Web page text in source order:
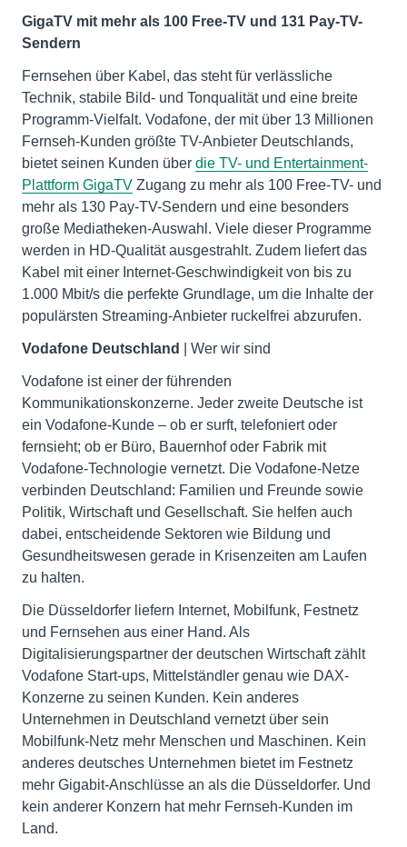
GigaTV mit mehr als 100 Free-TV und 131 Pay-TV-
Sendern
Fernsehen über Kabel, das steht für verlässliche
Technik, stabile Bild- und Tonqualität und eine breite
Programm-Vielfalt. Vodafone, der mit über 13 Millionen
Fernseh-Kunden größte TV-Anbieter Deutschlands,
bietet seinen Kunden über die TV- und Entertainment-
Plattform GigaTV Zugang zu mehr als 100 Free-TV- und
mehr als 130 Pay-TV-Sendern und eine besonders
große Mediatheken-Auswahl. Viele dieser Programme
werden in HD-Qualität ausgestrahlt. Zudem liefert das
Kabel mit einer Internet-Geschwindigkeit von bis zu
1.000 Mbit/s die perfekte Grundlage, um die Inhalte der
populärsten Streaming-Anbieter ruckelfrei abzurufen.
Vodafone Deutschland | Wer wir sind
Vodafone ist einer der führenden
Kommunikationskonzerne. Jeder zweite Deutsche ist
ein Vodafone-Kunde – ob er surft, telefoniert oder
fernsieht; ob er Büro, Bauernhof oder Fabrik mit
Vodafone-Technologie vernetzt. Die Vodafone-Netze
verbinden Deutschland: Familien und Freunde sowie
Politik, Wirtschaft und Gesellschaft. Sie helfen auch
dabei, entscheidende Sektoren wie Bildung und
Gesundheitswesen gerade in Krisenzeiten am Laufen
zu halten.
Die Düsseldorfer liefern Internet, Mobilfunk, Festnetz
und Fernsehen aus einer Hand. Als
Digitalisierungspartner der deutschen Wirtschaft zählt
Vodafone Start-ups, Mittelständler genau wie DAX-
Konzerne zu seinen Kunden. Kein anderes
Unternehmen in Deutschland vernetzt über sein
Mobilfunk-Netz mehr Menschen und Maschinen. Kein
anderes deutsches Unternehmen bietet im Festnetz
mehr Gigabit-Anschlüsse an als die Düsseldorfer. Und
kein anderer Konzern hat mehr Fernseh-Kunden im
Land.